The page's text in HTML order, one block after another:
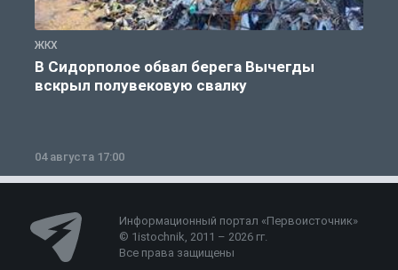
ЖКХ
В Сидорполое обвал берега Вычегды
вскрыл полувековую свалку
04 августа 17:00
Информационный портал «Первоисточник»
© 1istochnik, 2011 – 2026 гг.
Все права защищены